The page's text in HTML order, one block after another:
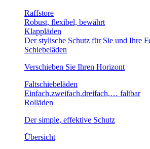
Raffstore
Robust, flexibel, bewährt
Klappläden
Der stylische Schutz für Sie und Ihre
Schiebeläden
Verschieben Sie Ihren Horizont
Faltschiebeläden
Einfach,zweifach,dreifach,… faltbar
Rolläden
Der simple, effektive Schutz
Übersicht